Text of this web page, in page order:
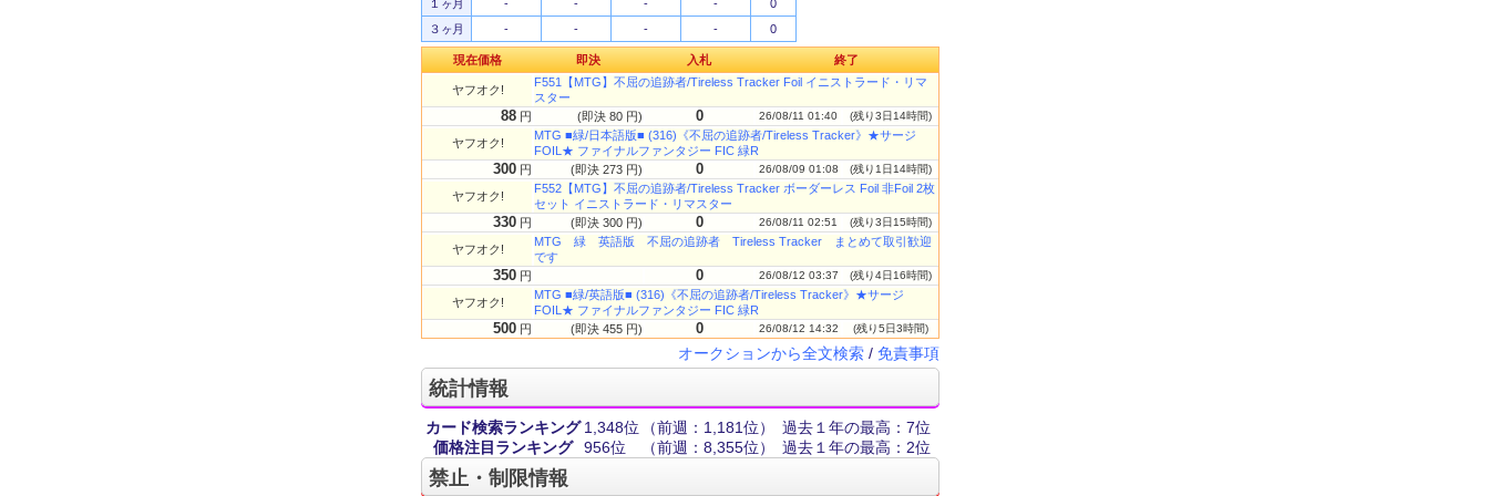
１ヶ月 - - - -
0
３ヶ月
- - - - 0
現在価格 即決 入札 終了
ヤフオク!
F551【MTG】不屈の追跡者/Tireless Tracker Foil イニストラード・リマ
スター
88 円 (即決 80 円) 0 26/08/11 01:40 (残り3日14時間)
ヤフオク!
MTG ■緑/日本語版■ (316)《不屈の追跡者/Tireless Tracker》★サージ
FOIL★ ファイナルファンタジー FIC 緑R
300 円 (即決 273 円) 0 26/08/09 01:08 (残り1日14時間)
ヤフオク!
F552【MTG】不屈の追跡者/Tireless Tracker ボーダーレス Foil 非Foil 2枚
セット イニストラード・リマスター
330 円 (即決 300 円) 0 26/08/11 02:51 (残り3日15時間)
ヤフオク!
MTG 緑 英語版 不屈の追跡者 Tireless Tracker まとめて取引歓迎
です
350 円 0 26/08/12 03:37 (残り4日16時間)
ヤフオク!
MTG ■緑/英語版■ (316)《不屈の追跡者/Tireless Tracker》★サージ
FOIL★ ファイナルファンタジー FIC 緑R
500 円 (即決 455 円) 0 26/08/12 14:32 (残り5日3時間)
オークションから全文検索 / 免責事項
統計情報
カード検索ランキング 1,348位 （前週：1,181位）
過去１年の最高：7位
価格注目ランキング
956位 （前週：8,355位） 過去１年の最高：2位
禁止・制限情報